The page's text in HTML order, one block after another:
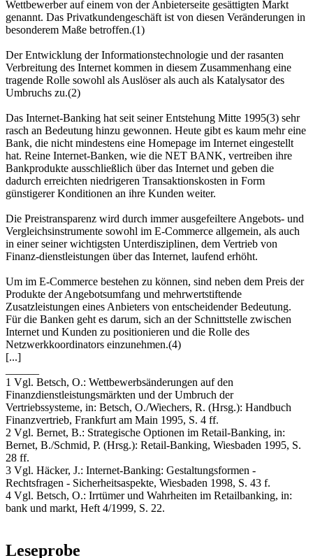
Wettbewerber auf einem von der Anbieterseite gesättigten Markt
genannt. Das Privatkundengeschäft ist von diesen Veränderungen in
besonderem Maße betroffen.(1)
Der Entwicklung der Informationstechnologie und der rasanten
Verbreitung des Internet kommen in diesem Zusammenhang eine
tragende Rolle sowohl als Auslöser als auch als Katalysator des
Umbruchs zu.(2)
Das Internet-Banking hat seit seiner Entstehung Mitte 1995(3) sehr
rasch an Bedeutung hinzu gewonnen. Heute gibt es kaum mehr eine
Bank, die nicht mindestens eine Homepage im Internet eingestellt
hat. Reine Internet-Banken, wie die NET BANK, vertreiben ihre
Bankprodukte ausschließlich über das Internet und geben die
dadurch erreichten niedrigeren Transaktionskosten in Form
günstigerer Konditionen an ihre Kunden weiter.
Die Preistransparenz wird durch immer ausgefeiltere Angebots- und
Vergleichsinstrumente sowohl im E-Commerce allgemein, als auch
in einer seiner wichtigsten Unterdisziplinen, dem Vertrieb von
Finanz-dienstleistungen über das Internet, laufend erhöht.
Um im E-Commerce bestehen zu können, sind neben dem Preis der
Produkte der Angebotsumfang und mehrwertstiftende
Zusatzleistungen eines Anbieters von entscheidender Bedeutung.
Für die Banken geht es darum, sich an der Schnittstelle zwischen
Internet und Kunden zu positionieren und die Rolle des
Netzwerkkoordinators einzunehmen.(4)
[...]
1 Vgl. Betsch, O.: Wettbewerbsänderungen auf den
Finanzdienstleistungsmärkten und der Umbruch der
Vertriebssysteme, in: Betsch, O./Wiechers, R. (Hrsg.): Handbuch
Finanzvertrieb, Frankfurt am Main 1995, S. 4 ff.
2 Vgl. Bernet, B.: Strategische Optionen im Retail-Banking, in:
Bernet, B./Schmid, P. (Hrsg.): Retail-Banking, Wiesbaden 1995, S.
28 ff.
3 Vgl. Häcker, J.: Internet-Banking: Gestaltungsformen -
Rechtsfragen - Sicherheitsaspekte, Wiesbaden 1998, S. 43 f.
4 Vgl. Betsch, O.: Irrtümer und Wahrheiten im Retailbanking, in:
bank und markt, Heft 4/1999, S. 22.
Leseprobe